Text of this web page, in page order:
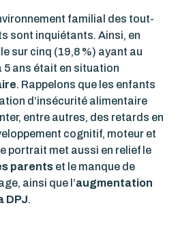
familial des tout-
sont inquiétants. Ainsi, en
sur cinq (19,8 %) ayant au
5 ans était en situation
. Rappelons que les enfants
d’insécurité alimentaire
entre autres, des retards en
cognitif, moteur et
portrait met aussi en relief le
parents et le manque de
ainsi que l’augmentation
DPJ.